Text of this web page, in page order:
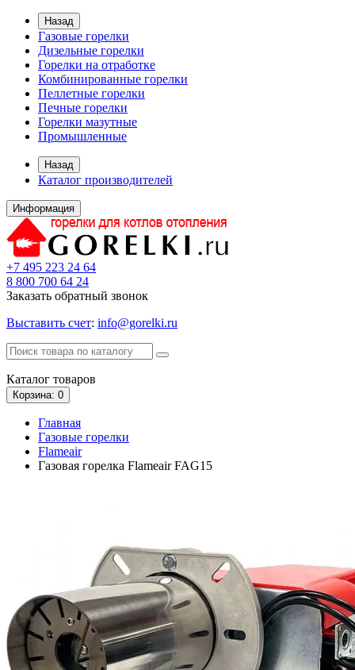
Назад
Газовые горелки
Дизельные горелки
Горелки на отработке
Комбинированные горелки
Пеллетные горелки
Печные горелки
Горелки мазутные
Промышленные
Назад
Каталог производителей
Информация
+7 495 223 24 64
8 800 700 64 24
Заказать обратный звонок
Выставить счет: info@gorelki.ru
Каталог товаров
Корзина: 0
Главная
Газовые горелки
Flameair
Газовая горелка Flameair FAG15